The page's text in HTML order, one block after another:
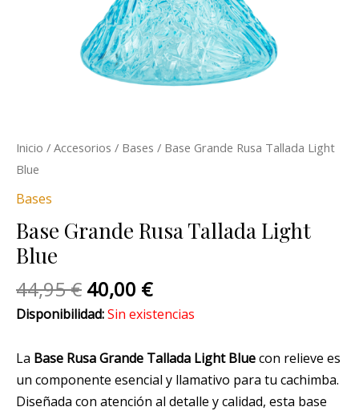
Inicio / Accesorios / Bases / Base Grande Rusa Tallada Light
Blue
Bases
Base Grande Rusa Tallada Light
Blue
44,95€ 40,00 €
Disponibilidad:Sin existencias
La Base Rusa Grande Tallada Light Bluecon relieve es
un componente esencial y llamativo para tu cachimba.
Diseñada con atención al detalle y calidad, esta base